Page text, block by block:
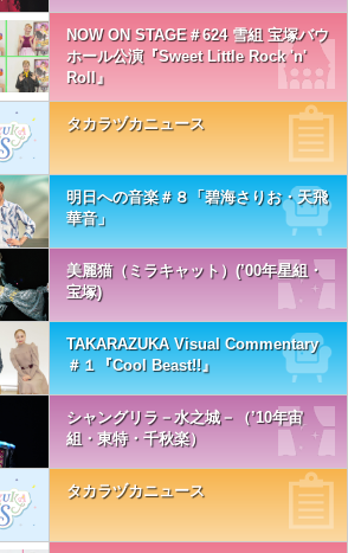
NOW ON STAGE＃624 雪組 宝塚バウ
ホール公演『Sweet Little Rock 'n'
Roll』
タカラヅカニュース
明日への音楽＃８「碧海さりお・天飛
華音」
美麗猫（ミラキャット）(’00年星組・
宝塚)
TAKARAZUKA Visual Commentary
＃１『Cool Beast!!』
シャングリラ－水之城－（’10年宙
組・東特・千秋楽）
タカラヅカニュース